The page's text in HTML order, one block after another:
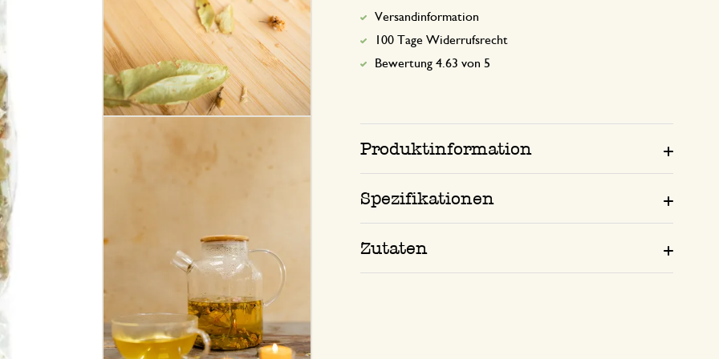
Versandinformation
100 Tage Widerrufsrecht
Bewertung 4.63 von 5
Produktinformation
Spezifikationen
Zutaten